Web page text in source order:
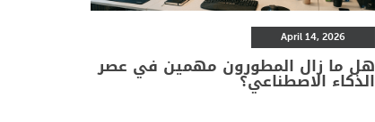
April 14, 2026
هل ما زال المطورون مهمين في عصر
الذكاء الاصطناعي؟